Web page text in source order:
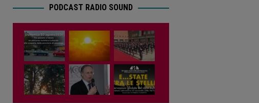
PODCAST RADIO SOUND